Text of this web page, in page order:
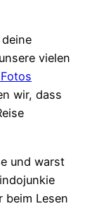
vielen
wir, dass
und warst
beim Lesen